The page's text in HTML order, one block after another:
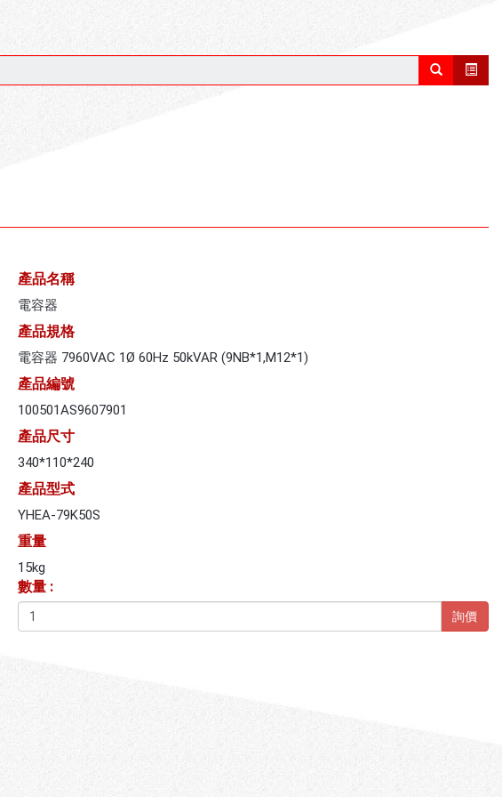
產品名稱
電容器
產品規格
電容器 7960VAC 1Ø 60Hz 50kVAR (9NB*1,M12*1)
產品編號
100501AS9607901
產品尺寸
340*110*240
產品型式
YHEA-79K50S
重量
15kg
數量 :
詢價